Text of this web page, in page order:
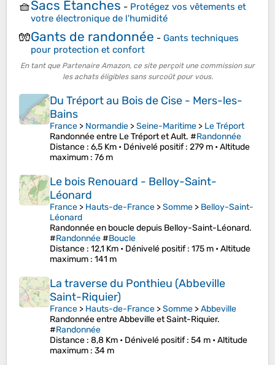
🧺Sacs Étanches - Protégez vos vêtements et
votre électronique de l'humidité
🧤Gants de randonnée - Gants techniques
pour protection et confort
En tant que Partenaire Amazon, ce site perçoit une commission sur
les achats éligibles sans surcoût pour vous.
Du Tréport au Bois de Cise - Mers-les-
Bains
France > Normandie >Seine-Maritime > Le Tréport
Randonnée entre Le Tréport et Ault. #Randonnée
Distance : 6,5 Km • Dénivelé positif: 279 m •Altitude
maximum : 76 m
Le bois Renouard - Belloy-Saint-
Léonard
France > Hauts-de-France >Somme > Belloy-Saint-
Léonard
Randonnée en boucle depuis Belloy-Saint-Léonard.
#Randonnée#Boucle
Distance : 12,1 Km • Dénivelé positif: 175 m •Altitude
maximum : 141 m
La traverse du Ponthieu (Abbeville
Saint-Riquier)
France > Hauts-de-France >Somme >Abbeville
Randonnée entre Abbeville et Saint-Riquier.
#Randonnée
Distance : 8,8 Km • Dénivelé positif: 54 m •Altitude
maximum : 34 m